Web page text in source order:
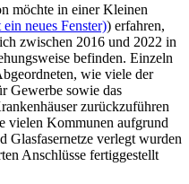
möchte in einer Kleinen
neues Fenster)) erfahren,
zwischen 2016 und 2022 in
befinden. Einzeln
wie viele der
Gewerbe sowie das
zurückzuführen
vielen Kommunen aufgrund
Glasfasernetze verlegt wurden
Anschlüsse fertiggestellt